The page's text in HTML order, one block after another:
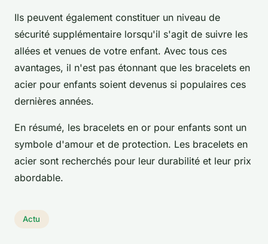
Ils peuvent également constituer un niveau de
sécurité supplémentaire lorsqu'il s'agit de suivre les
allées et venues de votre enfant. Avec tous ces
avantages, il n'est pas étonnant que les bracelets en
acier pour enfants soient devenus si populaires ces
dernières années.
En résumé, les bracelets en or pour enfants sont un
symbole d'amour et de protection. Les bracelets en
acier sont recherchés pour leur durabilité et leur prix
abordable.
Actu